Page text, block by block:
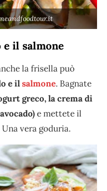
e il salmone
la frisella può
e ilsalmone. Bagnate
greco, la crema di
e mettete il
Una vera goduria.